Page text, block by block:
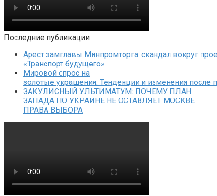
Последние публикации
Арест замглавы Минпромторга: скандал вокруг
«Транспорт будущего»
Мировой спрос на
золотые украшения: Тенденции и изменения после
ЗАКУЛИСНЫЙ УЛЬТИМАТУМ: ПОЧЕМУ ПЛАН
ЗАПАДА ПО УКРАИНЕ НЕ ОСТАВЛЯЕТ МОСКВЕ
ПРАВА ВЫБОРА